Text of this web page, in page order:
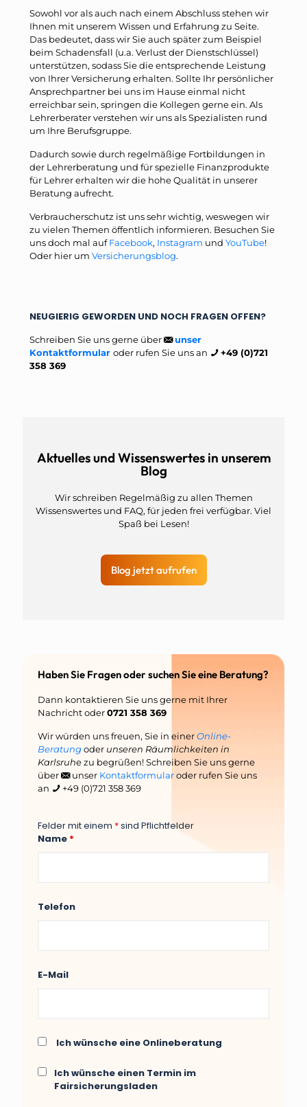
Sowohl vor als auch nach einem Abschluss stehen wir
Ihnen mit unserem Wissen und Erfahrung zu Seite.
Das bedeutet, dass wir Sie auch später zum Beispiel
beim Schadensfall (u.a. Verlust der Dienstschlüssel)
unterstützen, sodass Sie die entsprechende Leistung
von Ihrer Versicherung erhalten. Sollte Ihr persönlicher
Ansprechpartner bei uns im Hause einmal nicht
erreichbar sein, springen die Kollegen gerne ein. Als
Lehrerberater verstehen wir uns als Spezialisten rund
um Ihre Berufsgruppe.
Dadurch sowie durch regelmäßige Fortbildungen in
der Lehrerberatung und für spezielle Finanzprodukte
für Lehrer erhalten wir die hohe Qualität in unserer
Beratung aufrecht.
Verbraucherschutz ist uns sehr wichtig, weswegen wir
zu vielen Themen öffentlich informieren. Besuchen Sie
uns doch mal aufFacebook, Instagram und YouTube!
Oder hier um Versicherungsblog.
NEUGIERIG GEWORDEN UND NOCH FRAGEN OFFEN?
Schreiben Sie uns gerne über
unser
Kontaktformular oder rufen Sie uns an
+49 (0)721
358 369
Aktuelles und Wissenswertes in unserem
Blog
Wir schreiben Regelmäßig zu allen Themen
Wissenswertes und FAQ, für jeden frei verfügbar. Viel
Spaß bei Lesen!
Blog jetzt aufrufen
Haben Sie Fragen oder suchen Sie eine Beratung?
Dann kontaktieren Sie uns gerne mit Ihrer
Nachricht oder0721 358 369
Wir würden uns freuen, Sie in einerOnline-
Beratungoder unseren Räumlichkeiten in
Karlsruhe zu begrüßen! Schreiben Sie uns gerne
über
unser Kontaktformularoder rufen Sie uns
an
+49 (0)721 358 369
Felder mit einem *sind Pflichtfelder
Name *
Telefon
E-Mail
Ich wünsche eine Onlineberatung
Ich wünsche einen Termin im
Fairsicherungsladen